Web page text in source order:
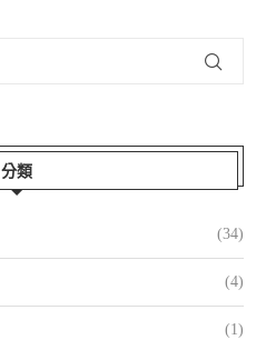
分類
(34)
(4)
(1)